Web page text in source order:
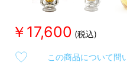
￥17,600
この商品について問